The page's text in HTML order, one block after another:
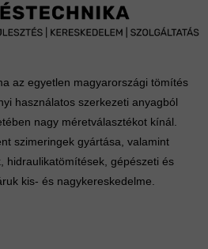
az egyetlen magyarországi tömítés
használatos szerkezeti anyagból
nagy méretválasztékot kínál.
szimeringek gyártása, valamint
hidraulikatömítések, gépészeti és
kis- és nagykereskedelme.